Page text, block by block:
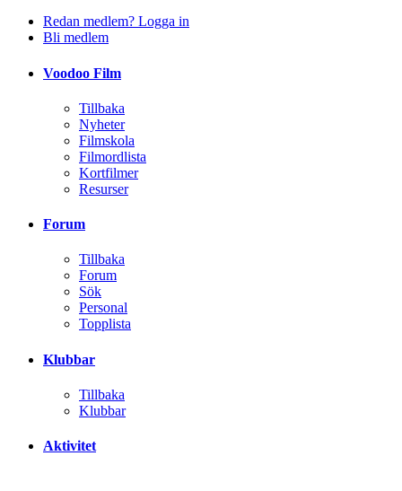
Redan medlem? Logga in
Bli medlem
Voodoo Film
Tillbaka
Nyheter
Filmskola
Filmordlista
Kortfilmer
Resurser
Forum
Tillbaka
Forum
Sök
Personal
Topplista
Klubbar
Tillbaka
Klubbar
Aktivitet